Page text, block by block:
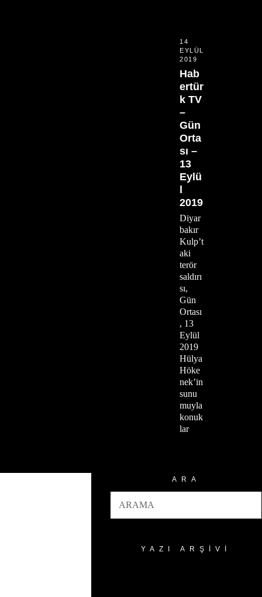
14
EYLÜL
2019
Hab
ertür
k TV
–
Gün
Orta
sı –
13
Eylü
l
2019
Diyar
bakır
Kulp’t
aki
terör
saldırı
sı,
Gün
Ortası
, 13
Eylül
2019
Hülya
Höke
nek’in
sunu
muyla
konuk
lar
ARA
YAZI ARŞIVI